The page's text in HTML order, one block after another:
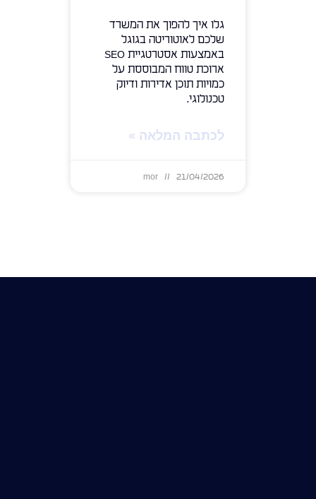
גלו איך להפוך את המשרד
שלכם לאוטוריטה בגוגל
באמצעות אסטרטגיית SEO
ארוכת טווח המבוססת על
כמויות תוכן אדירות ודיוק
טכנולוגי.
לכתבה המלאה »
mor 21/04/2026